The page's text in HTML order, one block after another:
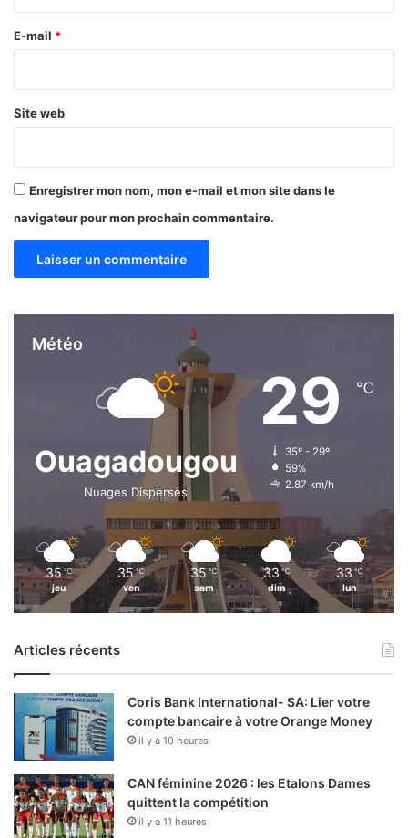
4
e
E-mail *
Site web
Enregistrer mon nom, mon e-mail et mon site dans le
navigateur pour mon prochain commentaire.
Météo
Ouagadougou
Nuages Dispersés
29 ℃
35º - 29º
59%
2.87 km/h
35 ℃
jeu
35 ℃
ven
35 ℃
sam
33 ℃
dim
33 ℃
lun
Articles récents
Coris Bank International- SA: Lier votre
compte bancaire à votre Orange Money
il y a 10 heures
CAN féminine 2026 : les Etalons Dames
quittent la compétition
il y a 11 heures